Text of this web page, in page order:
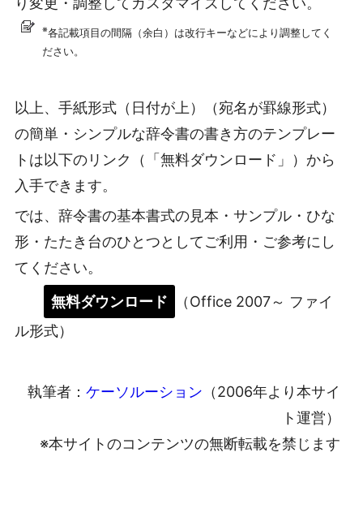
※各記載項目の間隔（余白）は改行キーなどにより調整してく
ださい。
以上、手紙形式（日付が上）（宛名が罫線形式）
の簡単・シンプルな辞令書の書き方のテンプレー
トは以下のリンク（「無料ダウンロード」）から
入手できます。
では、辞令書の基本書式の見本・サンプル・ひな
形・たたき台のひとつとしてご利用・ご参考にし
てください。
無料ダウンロード
（Office 2007～ ファイ
ル形式）
執筆者： ケーソルーション （2006年より本サイ
ト運営）
※本サイトのコンテンツの無断転載を禁じます